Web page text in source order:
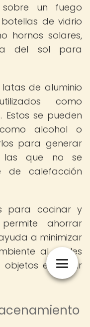
un fuego
de vidrio
hornos solares,
del sol para
de aluminio
como
Estos se pueden
alcohol o
para generar
las que no se
de calefacción
para cocinar y
ahorrar
a minimizar
al darles
en lugar